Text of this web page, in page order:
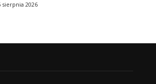
sierpnia 2026